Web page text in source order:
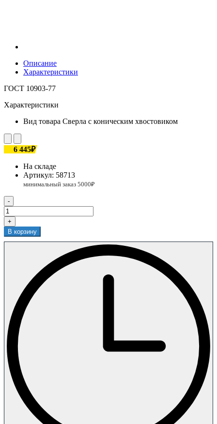
Описание
Характеристики
ГОСТ 10903-77
Характеристики
Вид товара Сверла с коническим хвостовиком
6 445₽
На складе
Артикул: 58713
-
+
В корзину